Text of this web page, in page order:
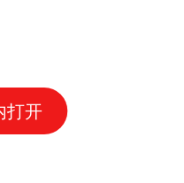
打开